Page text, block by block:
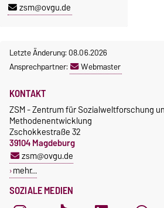
zsm@ovgu.de
Letzte Änderung: 08.06.2026
Ansprechpartner:
Webmaster
SOZIALE MEDIEN
KONTAKT
ZSM - Zentrum für Sozialweltforschung
Methodenentwicklung
Zschokkestraße 32
39104 Magdeburg
zsm@ovgu.de
mehr…